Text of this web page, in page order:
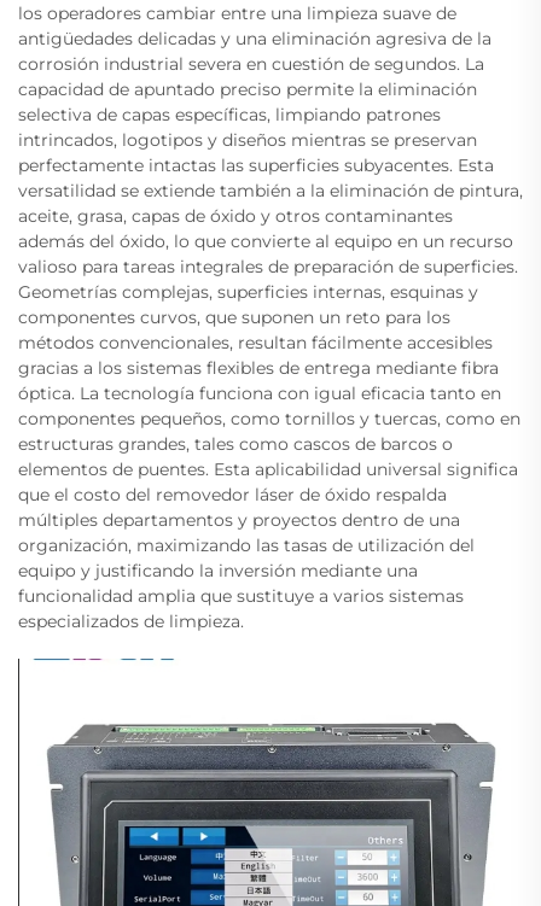
los operadores cambiar entre una limpieza suave de
antigüedades delicadas y una eliminación agresiva de la
corrosión industrial severa en cuestión de segundos. La
capacidad de apuntado preciso permite la eliminación
selectiva de capas específicas, limpiando patrones
intrincados, logotipos y diseños mientras se preservan
perfectamente intactas las superficies subyacentes. Esta
versatilidad se extiende también a la eliminación de pintura,
aceite, grasa, capas de óxido y otros contaminantes
además del óxido, lo que convierte al equipo en un recurso
valioso para tareas integrales de preparación de superficies.
Geometrías complejas, superficies internas, esquinas y
componentes curvos, que suponen un reto para los
métodos convencionales, resultan fácilmente accesibles
gracias a los sistemas flexibles de entrega mediante fibra
óptica. La tecnología funciona con igual eficacia tanto en
componentes pequeños, como tornillos y tuercas, como en
estructuras grandes, tales como cascos de barcos o
elementos de puentes. Esta aplicabilidad universal significa
que el costo del removedor láser de óxido respalda
múltiples departamentos y proyectos dentro de una
organización, maximizando las tasas de utilización del
equipo y justificando la inversión mediante una
funcionalidad amplia que sustituye a varios sistemas
especializados de limpieza.